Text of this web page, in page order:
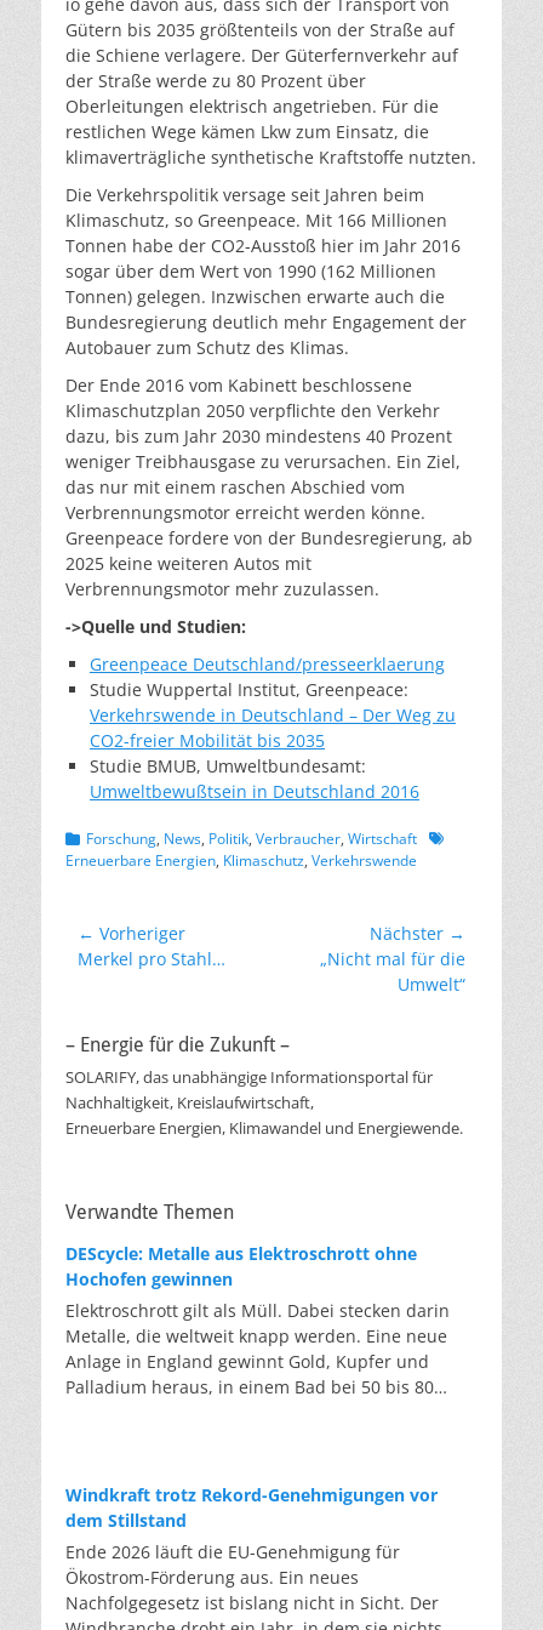
Gütern bis 2035 größtenteils von der Straße auf
die Schiene verlagere. Der Güterfernverkehr auf
der Straße werde zu 80 Prozent über
Oberleitungen elektrisch angetrieben. Für die
restlichen Wege kämen Lkw zum Einsatz, die
klimaverträgliche synthetische Kraftstoffe nutzten.
Die Verkehrspolitik versage seit Jahren beim
Klimaschutz, so Greenpeace. Mit 166 Millionen
Tonnen habe der CO2-Ausstoß hier im Jahr 2016
sogar über dem Wert von 1990 (162 Millionen
Tonnen) gelegen. Inzwischen erwarte auch die
Bundesregierung deutlich mehr Engagement der
Autobauer zum Schutz des Klimas.
Der Ende 2016 vom Kabinett beschlossene
Klimaschutzplan 2050 verpflichte den Verkehr
dazu, bis zum Jahr 2030 mindestens 40 Prozent
weniger Treibhausgase zu verursachen. Ein Ziel,
das nur mit einem raschen Abschied vom
Verbrennungsmotor erreicht werden könne.
Greenpeace fordere von der Bundesregierung, ab
2025 keine weiteren Autos mit
Verbrennungsmotor mehr zuzulassen.
->Quelle und Studien:
Greenpeace Deutschland/presseerklaerung
Studie Wuppertal Institut, Greenpeace:
Verkehrswende in Deutschland – Der Weg zu
CO2-freier Mobilität bis 2035
Studie BMUB, Umweltbundesamt:
Umweltbewußtsein in Deutschland 2016
Kategorien
Forschung, News, Politik, Verbraucher, Wirtschaft Schlagworte
Erneuerbare Energien, Klimaschutz, Verkehrswende
Beitragsnavigation
← Vorheriger
Vorheriger
Merkel pro Stahl…
Nächster →
Nächster„Nicht mal für die
Umwelt“
– Energie für die Zukunft –
SOLARIFY, das unabhängige Informationsportal für
Nachhaltigkeit, Kreislaufwirtschaft,
Erneuerbare Energien, Klimawandel und Energiewende.
Verwandte Themen
DEScycle: Metalle aus Elektroschrott ohne
Hochofen gewinnen
Elektroschrott gilt als Müll. Dabei stecken darin
Metalle, die weltweit knapp werden. Eine neue
Anlage in England gewinnt Gold, Kupfer und
Palladium heraus, in einem Bad bei 50 bis 80
tausend Grad ein. Energieintensiv und nur im
industriellen Großmaßstab möglich. Das Londoner
Start-up DEScycle hat im englischen Teesside eine
Demonstrationsanlage eröffnet, die ohne diese
Hitze auskommt: Ein chemisches Bad löst die
Metalle bei 50 bis 80 Grad heraus, statt sie
Windkraft trotz Rekord-Genehmigungen vor
dem Stillstand
Ende 2026 läuft die EU-Genehmigung für
Ökostrom-Förderung aus. Ein neues
Nachfolgegesetz ist bislang nicht in Sicht. Der